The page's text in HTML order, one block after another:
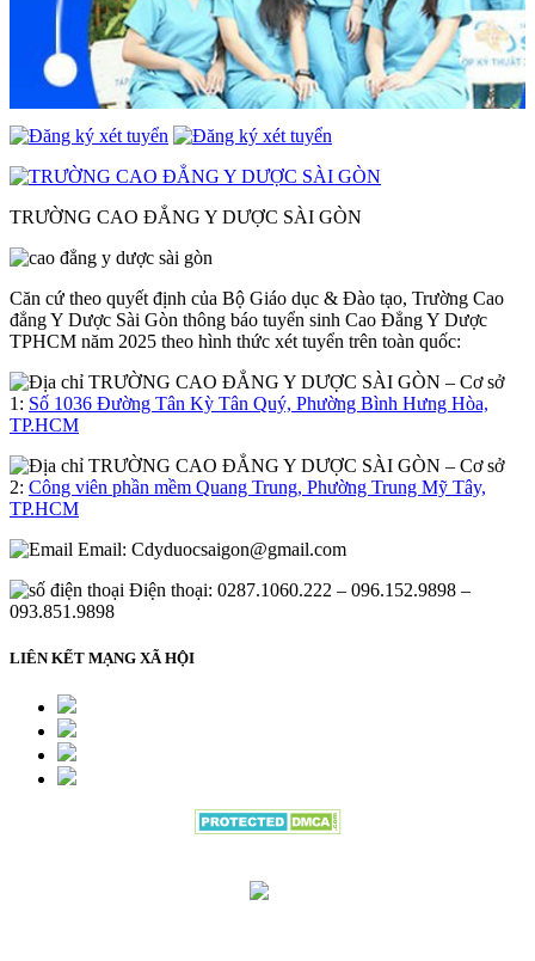
TRƯỜNG CAO ĐẲNG Y DƯỢC SÀI GÒN
Căn cứ theo quyết định của Bộ Giáo dục & Đào tạo, Trường Cao
đẳng Y Dược Sài Gòn thông báo tuyển sinh Cao Đẳng Y Dược
TPHCM năm 2025 theo hình thức xét tuyển trên toàn quốc:
– Cơ sở
1: Số 1036 Đường Tân Kỳ Tân Quý, Phường Bình Hưng Hòa,
TP.HCM
– Cơ sở
2: Công viên phần mềm Quang Trung, Phường Trung Mỹ Tây,
TP.HCM
Email: Cdyduocsaigon@gmail.com
Điện thoại: 0287.1060.222 – 096.152.9898 –
093.851.9898
LIÊN KẾT MẠNG XÃ HỘI